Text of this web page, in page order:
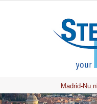
Madrid-Nu.nl